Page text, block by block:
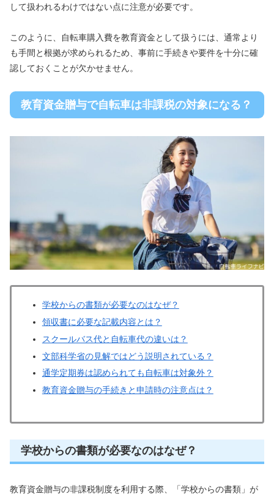
して扱われるわけではない点に注意が必要です。
このように、自転車購入費を教育資金として扱うには、通常より
も手間と根拠が求められるため、事前に手続きや要件を十分に確
認しておくことが欠かせません。
教育資金贈与で自転車は非課税の対象になる？
学校からの書類が必要なのはなぜ？
領収書に必要な記載内容とは？
スクールバス代と自転車代の違いは？
文部科学省の見解ではどう説明されている？
通学定期券は認められても自転車は対象外？
教育資金贈与の手続きと申請時の注意点は？
学校からの書類が必要なのはなぜ？
教育資金贈与の非課税制度を利用する際、「学校からの書類」が